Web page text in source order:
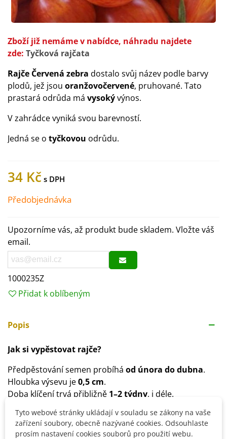
Zboží již nemáme v nabídce, náhradu najdete
zde: Tyčková rajčata
Rajče Červená zebra dostalo svůj název podle barvy
plodů, jež jsou oranžovočervené, pruhované. Tato
prastará odrůda má vysokývýnos.
V zahrádce vyniká svou barevností.
Jedná se o tyčkovou odrůdu.
34 Kč
Předobjednávka
Upozorníme vás, až produkt bude skladem. Vložte váš
email.
1000235Z
Přidat k oblíbeným
Popis
Jak si vypěstovat rajče?
Předpěstování semen probíhá od února do dubna.
Hloubka výsevu je0,5 cm.
Doba klíčení trvá přibližně 1–2 týdny, i déle.
Od poloviny května lze rostliny přemístit ven do
sponu80 x 50 cm .
Tyto webové stránky ukládají v souladu se zákony na vaše
zařízení soubory, obecně nazývané cookies. Odsouhlaste
prosím nastavení cookies souborů pro použití webu.